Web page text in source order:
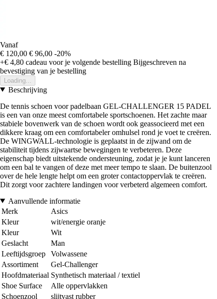
Vanaf
€ 120,00 € 96,00 -20%
+€ 4,80 cadeau voor je volgende bestelling Bijgeschreven na
bevestiging van je bestelling
Loading...
Beschrijving
De tennis schoen voor padelbaan GEL-CHALLENGER 15 PADEL
is een van onze meest comfortabele sportschoenen. Het zachte maar
stabiele bovenwerk van de schoen wordt ook geassocieerd met een
dikkere kraag om een comfortabeler omhulsel rond je voet te creëren.
De WINGWALL-technologie is geplaatst in de zijwand om de
stabiliteit tijdens zijwaartse bewegingen te verbeteren. Deze
eigenschap biedt uitstekende ondersteuning, zodat je je kunt lanceren
om een bal te vangen of deze met meer tempo te slaan. De buitenzool
over de hele lengte helpt om een groter contactoppervlak te creëren.
Dit zorgt voor zachtere landingen voor verbeterd algemeen comfort.
Aanvullende informatie
Merk
Asics
Kleur
wit/energie oranje
Kleur
Wit
Geslacht
Man
Leeftijdsgroep
Volwassene
Assortiment
Gel-Challenger
Hoofdmateriaal Synthetisch materiaal / textiel
Shoe Surface
Alle oppervlakken
Schoenzool
slijtvast rubber